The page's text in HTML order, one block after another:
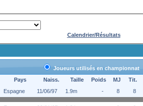
Calendrier/Résultats
Joueurs utilisés en championnat
Pays Naiss. Taille Poids MJ
Tit.
Espagne 11/06/97 1.9m - 8 8